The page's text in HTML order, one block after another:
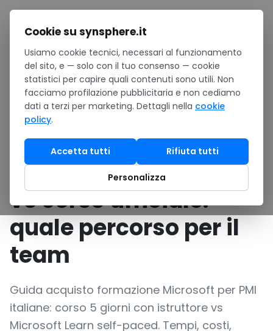
Salta al contenuto
Home / Confronti
Certificazione Microsoft self-paced vs corso ufficiale:
quale percorso per il team
GUIDA ACQUISTO
Certificazione
Microsoft self-paced
vs corso ufficiale:
quale percorso per il
team
Guida acquisto formazione Microsoft per PMI
italiane: corso 5 giorni con istruttore vs
Microsoft Learn self-paced. Tempi, costi,
Cookie su synsphere.it
Usiamo cookie tecnici, necessari al funzionamento
del sito, e — solo con il tuo consenso — cookie
statistici per capire quali contenuti sono utili. Non
facciamo profilazione pubblicitaria e non cediamo
dati a terzi per marketing. Dettagli nella cookie
policy.
Accetta tutti Rifiuta tutti
Personalizza